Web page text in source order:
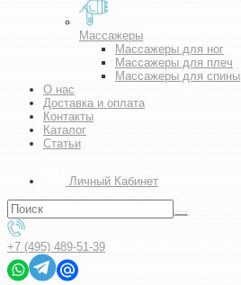
Массажеры
Массажеры для ног
Массажеры для плеч
Массажеры для спины
О нас
Доставка и оплата
Контакты
Каталог
Статьи
Личный Кабинет
+7 (495) 489-51-39